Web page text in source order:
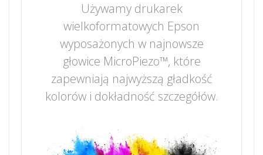
Używamy drukarek
wielkoformatowych Epson
wyposażonych w najnowsze
głowice MicroPiezo™, które
zapewniają najwyższą gładkość
kolorów i dokładność szczegółów.